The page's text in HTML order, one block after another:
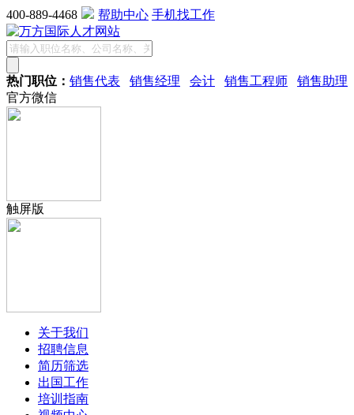
400-889-4468 帮助中心 手机找工作
热门职位： 销售代表 销售经理 会计 销售工程师
销售助理
官方微信
触屏版
关于我们
招聘信息
简历筛选
出国工作
培训指南